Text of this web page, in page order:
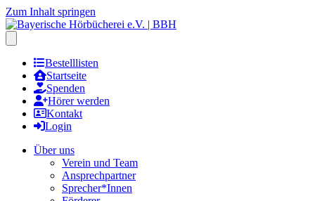
Zum Inhalt springen
Bestelllisten
Startseite
Spenden
Hörer werden
Kontakt
Login
Über uns
Verein und Team
Ansprechpartner
Sprecher*Innen